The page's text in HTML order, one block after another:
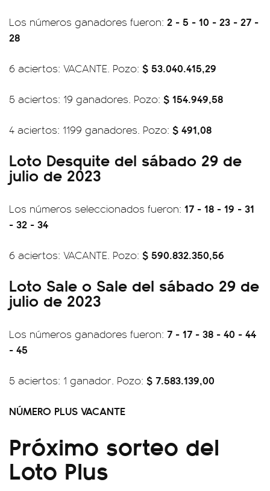
Los números ganadores fueron: 2 - 5 - 10 - 23 - 27 -
28
6 aciertos: VACANTE. Pozo: $ 53.040.415,29
5 aciertos: 19 ganadores. Pozo: $ 154.949,58
4 aciertos: 1199 ganadores. Pozo: $ 491,08
Loto Desquite del sábado 29 de
julio de 2023
Los números seleccionados fueron: 17 - 18 - 19 - 31
- 32 - 34
6 aciertos: VACANTE. Pozo: $ 590.832.350,56
Loto Sale o Sale del sábado 29 de
julio de 2023
Los números ganadores fueron: 7 - 17 - 38 - 40 - 44
- 45
5 aciertos: 1 ganador. Pozo: $ 7.583.139,00
NÚMERO PLUS VACANTE
Próximo sorteo del
Loto Plus